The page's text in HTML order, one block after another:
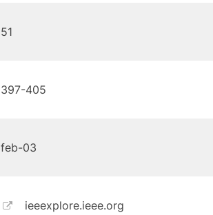
51
397-405
feb-03
ieeexplore.ieee.org